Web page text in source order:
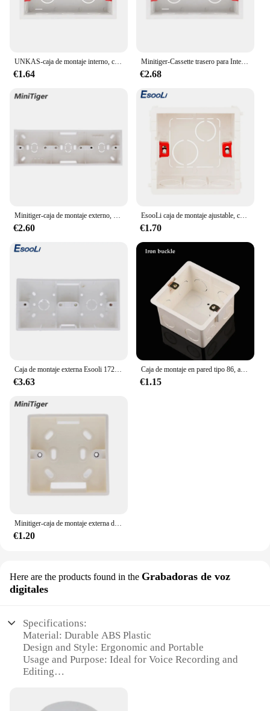
UNKAS-caja de montaje interno, casete trasero para Interruptor táctil de luz de pared y enchufe USB, supercalidad, 144mm x 67,5mm, 154mm x 72mm
€1.64
Minitiger-Cassette trasero para Interruptor táctil de luz de pared y enchufe USB, caja de montaje interno de supercalidad de 144mm x 67,5mm, 154mm x 72mm
€2.68
€2.60
EsooLi caja de montaje ajustable, casete interno de 3 colores, 86mm x 83mm x 50mm para Interruptor táctil tipo 86 y caja trasera de cableado de enchufe
€1.70
€3.63
Caja de montaje en pared tipo 86, accesorios para interruptores táctiles de luz
€1.15
€1.20
Here are the products found in the Grabadoras de voz
digitales
Specifications:
Material: Durable ABS Plastic
Design and Style: Ergonomic and Portable
Usage and Purpose: Ideal for Voice Recording and
Editing
Shape or Size or Weight or Quantity: Compact and